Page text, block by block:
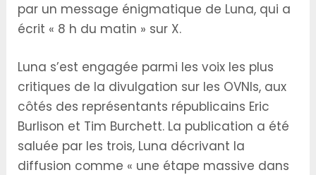
par un message énigmatique de Luna, qui a
écrit « 8 h du matin » sur X.
Luna s’est engagée parmi les voix les plus
critiques de la divulgation sur les OVNIs, aux
côtés des représentants républicains Eric
Burlison et Tim Burchett. La publication a été
saluée par les trois, Luna décrivant la
diffusion comme « une étape massive dans